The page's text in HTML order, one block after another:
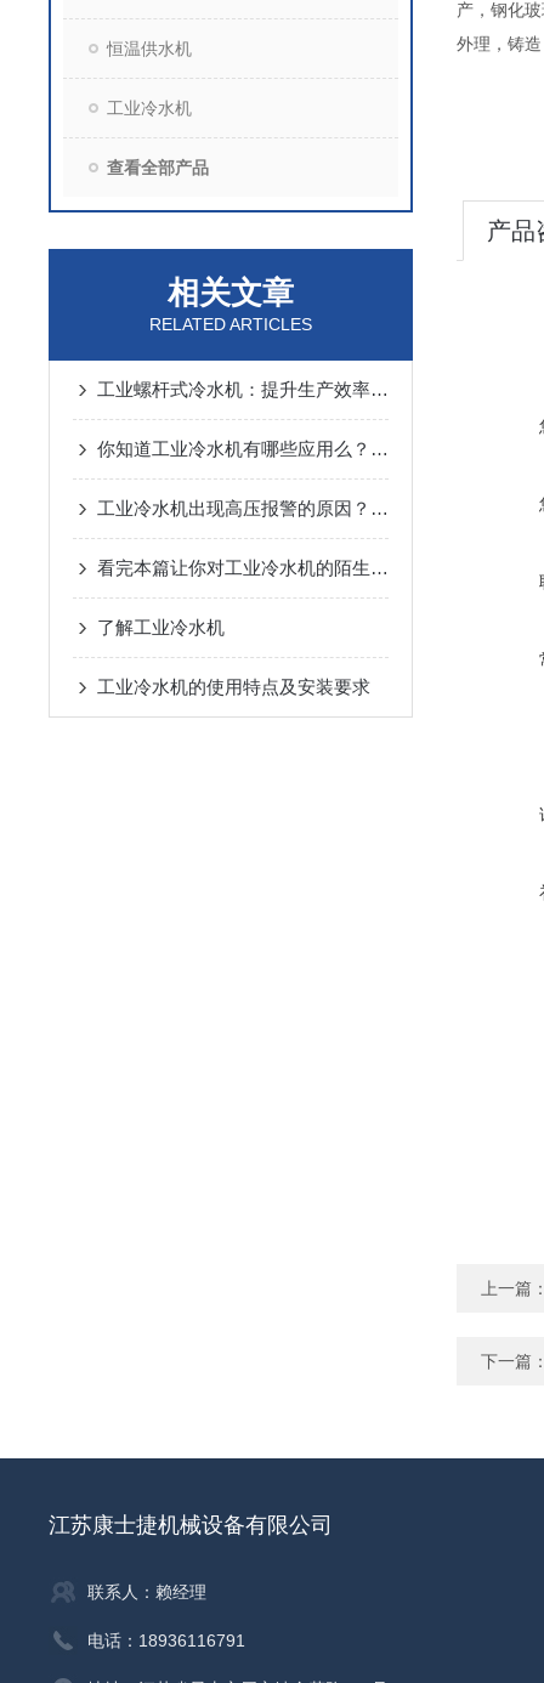
恒温供水机
工业冷水机
查看全部产品
相关文章
RELATED ARTICLES
工业螺杆式冷水机：提升生产效率，降低能耗！
你知道工业冷水机有哪些应用么？看看本篇吧
工业冷水机出现高压报警的原因？如何避免呢？
看完本篇让你对工业冷水机的陌生感一扫而空
了解工业冷水机
工业冷水机的使用特点及安装要求
产，钢化
外理，铸
产品
上一篇
下一篇
江苏康士捷机械设备有限公司
联系人：赖经理
电话：18936116791